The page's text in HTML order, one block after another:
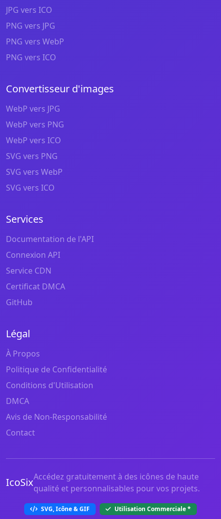
JPG vers ICO
PNG vers JPG
PNG vers WebP
PNG vers ICO
Convertisseur d'images
WebP vers JPG
WebP vers PNG
WebP vers ICO
SVG vers PNG
SVG vers WebP
SVG vers ICO
Services
Documentation de l'API
Connexion API
Service CDN
Certificat DMCA
GitHub
Légal
À Propos
Politique de Confidentialité
Conditions d'Utilisation
DMCA
Avis de Non-Responsabilité
Contact
IcoSixAccédez gratuitement à des icônes de haute
qualité et personnalisables pour vos projets.
SVG, Icône & GIF Utilisation Commerciale*